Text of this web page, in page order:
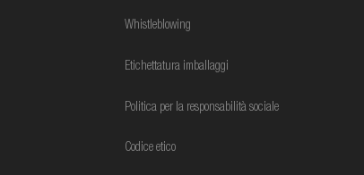
Whistleblowing
Etichettatura imballaggi
Politica per la responsabilità sociale
Codice etico